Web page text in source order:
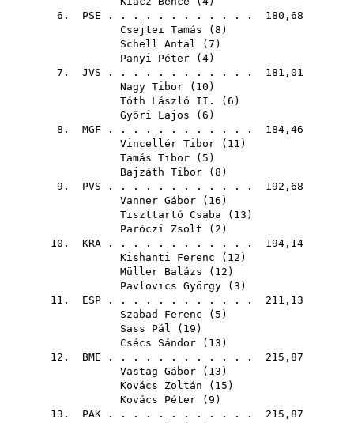
6. PSE . . . . . . . . . . . . 180,68
Csejtei Tamás ( 8 )
Schell Antal ( 7 )
Panyi Péter ( 4)
7. JVS . . . . . . . . . . . . 181,01
Nagy Tibor ( 10 )
Tóth László II.
( 6 )
Győri Lajos ( 6 )
8. MGF . . . . . . . . . . . . 184,46
Vincellér Tibor ( 11 )
Tamás Tibor ( 5 )
Bajzáth Tibor ( 8 )
9. PVS . . . . . . . . . . . . 192,68
Vanner Gábor ( 16 )
Tiszttartó Csaba ( 13 )
Paróczi Zsolt ( 2 )
10. KRA . . . . . . . . . . . . 194,14
Kishanti Ferenc ( 12 )
Müller Balázs ( 12 )
Pavlovics György ( 3 )
11. ESP . . . . . . . . . . . . 211,13
Szabad Ferenc ( 5 )
Sass Pál ( 19 )
Csécs Sándor ( 13 )
12. BME . . . . . . . . . . . . 215,87
Vastag Gábor ( 13 )
Kovács Zoltán ( 15 )
Kovács Péter ( 9 )
13. PAK . . . . . . . . . . . . 215,87